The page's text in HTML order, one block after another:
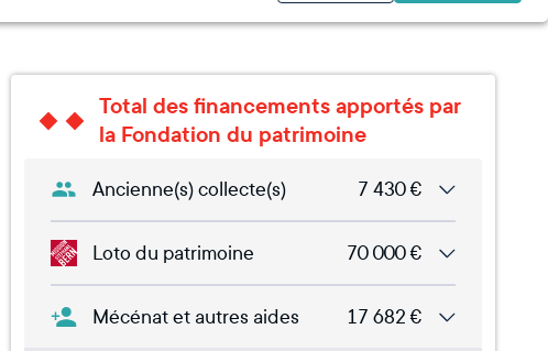
Total des financements apportés par
la Fondation du patrimoine
Ancienne(s) collecte(s) 7 430€
Loto du patrimoine 70 000€
Mécénat et autres aides 17 682 €